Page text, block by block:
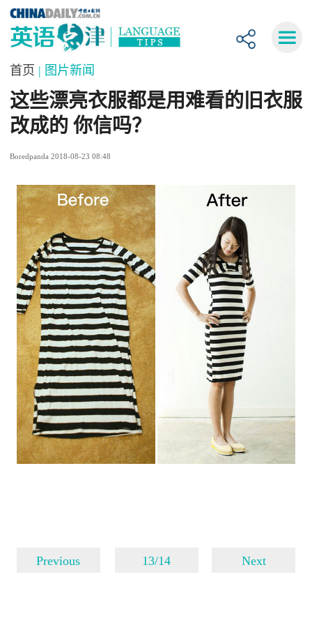
首页 | 图片新闻
这些漂亮衣服都是用难看的旧衣服
改成的 你信吗？
Boredpanda 2018-08-23 08:48
Previous 13/14 Next